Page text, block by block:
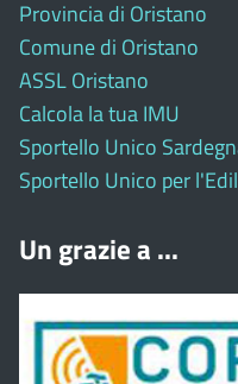
Provincia di Oristano
Comune di Oristano
ASSL Oristano
Calcola la tua IMU
Sportello Unico
Sportello Unico per
Un grazie a ...